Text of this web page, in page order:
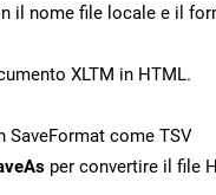
il nome file locale e il
XLTM in HTML.
SaveFormat come TSV
per convertire il file